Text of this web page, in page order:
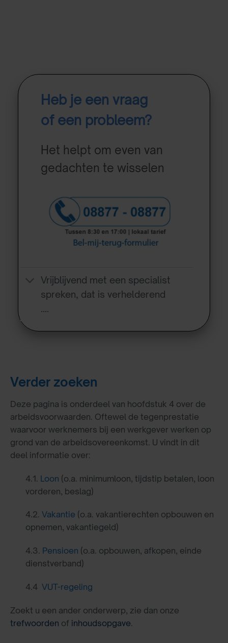
Heb je een vraag
of een probleem?
Het helpt om even van
gedachten te wisselen
Vrijblijvend met een specialist
spreken, dat is verhelderend
….
Verder zoeken
Deze pagina is onderdeel van hoofdstuk 4 over de
arbeidsvoorwaarden. Oftewel de tegenprestatie
waarvoor werknemers bij een werkgever werken op
grond van de arbeidsovereenkomst. U vindt in dit
deel informatie over:
4.1. Loon (o.a. minimumloon, tijdstip betalen, loon
vorderen, beslag)
4.2. Vakantie (o.a. vakantierechten opbouwen en
opnemen, vakantiegeld)
4.3. Pensioen (o.a. opbouwen, afkopen, einde
dienstverband)
4.4 VUT-regeling
Zoekt u een ander onderwerp, zie dan onze
trefwoorden of inhoudsopgave.